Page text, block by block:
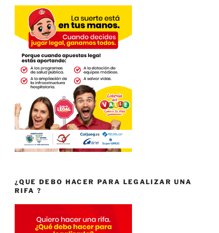
¿QUE DEBO HACER PARA LEGALIZAR UNA
RIFA ?